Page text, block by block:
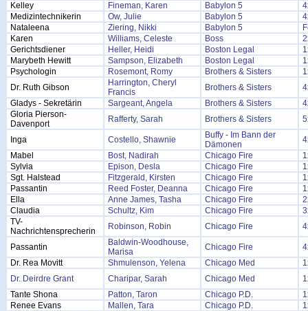
Kelley
Fineman, Karen Babylon 5
Medizintechnikerin
Ow, Julie Babylon 5
Nataleena
Ziering, Nikki Babylon 5
Karen
Williams, Celeste Boss
Gerichtsdiener
Heller, Heidi Boston Legal
Marybeth Hewitt
Sampson, Elizabeth Boston Legal
Psychologin
Rosemont, Romy Brothers & Sisters
Dr. Ruth Gibson
Harrington, Cheryl
Francis
Brothers & Sisters
Gladys - Sekretärin
Sargeant, Angela Brothers & Sisters
Gloria Pierson-
Davenport
Rafferty, Sarah Brothers & Sisters
Inga Costello, Shawnie
Buffy - Im Bann der
Dämonen
Mabel
Bost, Nadirah Chicago Fire
Sylvia
Epison, Desla Chicago Fire
Sgt. Halstead
Fitzgerald, Kirsten Chicago Fire
Passantin
Reed Foster, Deanna Chicago Fire
Ella
Anne James, Tasha Chicago Fire
Claudia
Schultz, Kim Chicago Fire
TV-
Nachrichtensprecherin
Robinson, Robin Chicago Fire
Passantin
Baldwin-Woodhouse,
Marisa
Chicago Fire
Dr. Rea Movitt
Shmulenson, Yelena Chicago Med
Dr. Deirdre Grant
Charipar, Sarah Chicago Med
Tante Shona
Patton, Taron Chicago P.D.
Renee Evans
Mallen, Tara Chicago P.D.